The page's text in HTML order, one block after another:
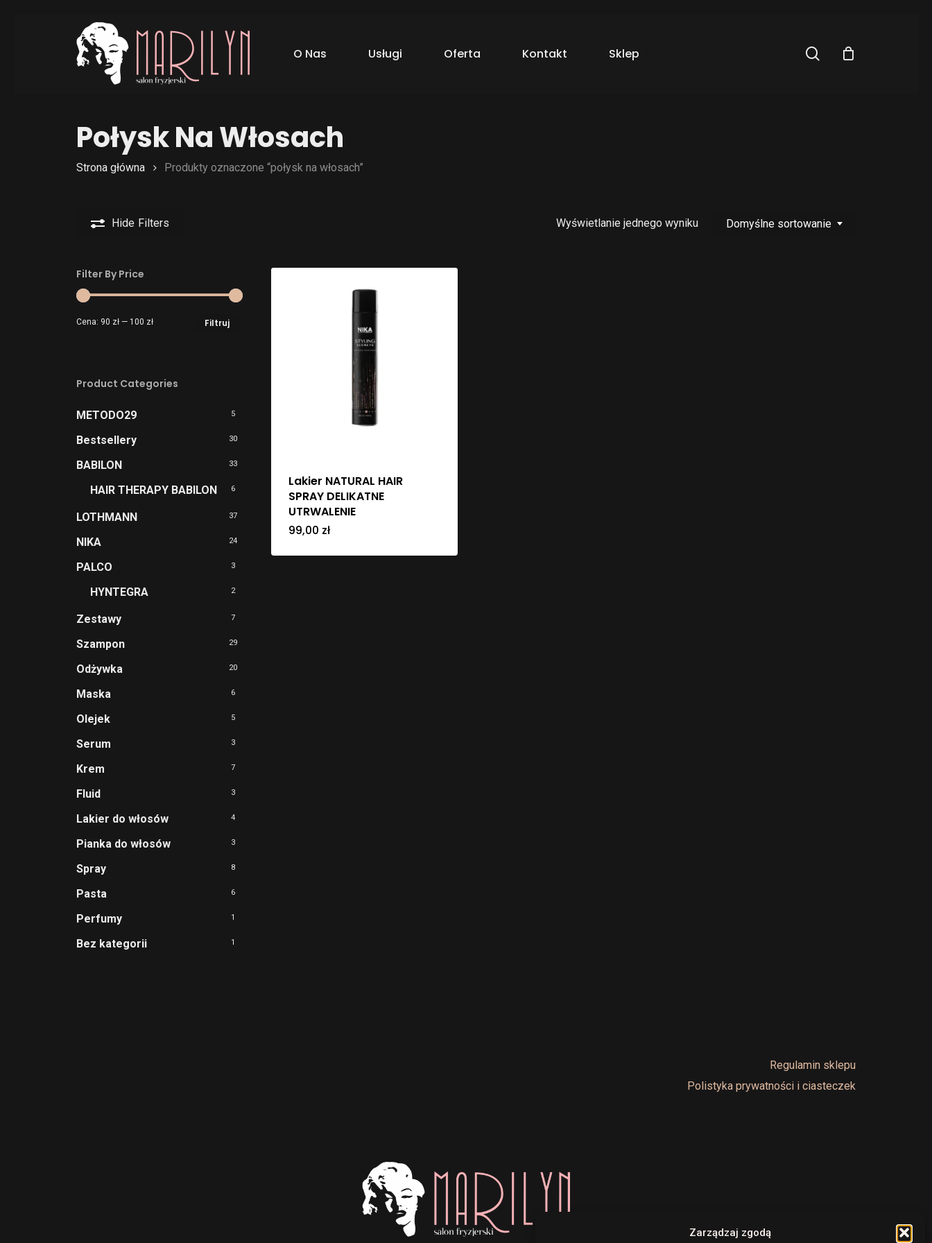
Zarządzaj zgodą
O Nas Usługi Oferta Kontakt Sklep search
Połysk Na Włosach
Strona główna Produkty oznaczone “połysk na włosach”
Hide Filters Wyświetlanie jednego wyniku Domyślne sortowanie
Filter By Price
Filtruj
Cena: 90 zł — 100 zł
Product Categories
METODO29 5
Bestsellery 30
BABILON 33
HAIR THERAPY BABILON 6
LOTHMANN 37
NIKA 24
PALCO 3
HYNTEGRA 2
Zestawy 7
Szampon 29
Odżywka 20
Maska 6
Olejek 5
Serum 3
Krem 7
Fluid 3
Lakier do włosów 4
Pianka do włosów 3
Spray 8
Pasta 6
Perfumy 1
Bez kategorii 1
Lakier NATURAL HAIR
SPRAY DELIKATNE
UTRWALENIE
99,00 zł
Regulamin sklepu
Polistyka prywatności i ciasteczek